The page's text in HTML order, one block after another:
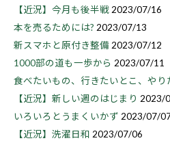
【近況】今月も後半戦 2023/07/16
本を売るためには? 2023/07/13
新スマホと原付き整備 2023/07/12
1000部の道も一歩から 2023/07/11
食べたいもの、行きたいとこ、やり
【近況】新しい週のはじまり 2023/
いろいろとうまくいかず 2023/07/
【近況】洗濯日和 2023/07/06